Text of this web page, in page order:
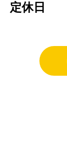
定休日